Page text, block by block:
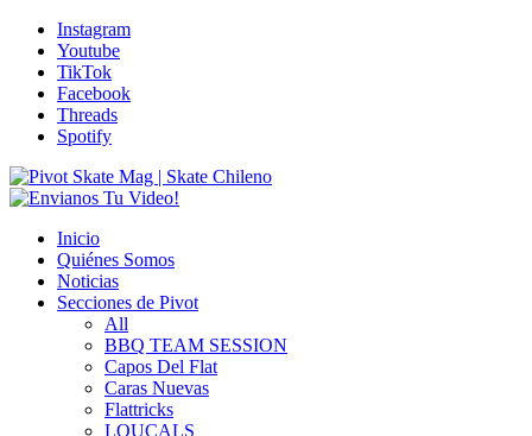
Instagram
Youtube
TikTok
Facebook
Threads
Spotify
Inicio
Quiénes Somos
Noticias
Secciones de Pivot
All
BBQ TEAM SESSION
Capos Del Flat
Caras Nuevas
Flattricks
LOUCALS